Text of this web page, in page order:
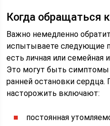
Когда обращаться
Важно немедленно
испытываете следующие
есть личная или семейная
Это могут быть симптомы
ранней остановки
насторожить включают:
постоянная